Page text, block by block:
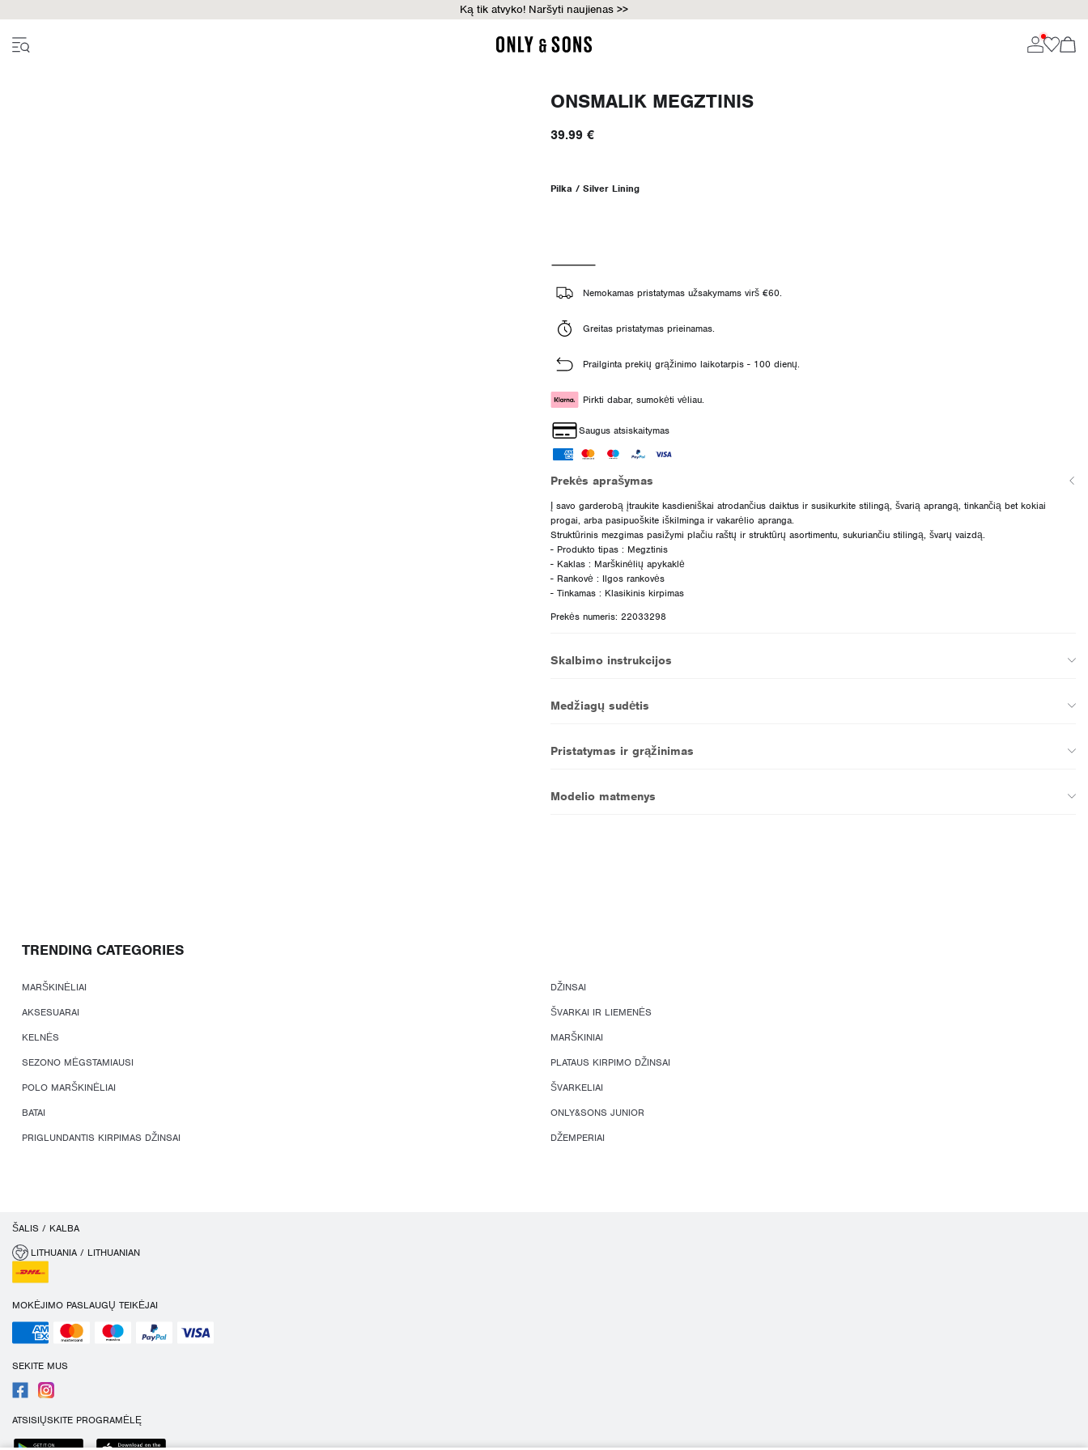
Ką tik atvyko! Naršyti naujienas >>
ONSMALIK MEGZTINIS
39.99 €
Pilka / Silver Lining
Nemokamas pristatymas užsakymams virš €60.
Greitas pristatymas prieinamas.
Prailginta prekių grąžinimo laikotarpis - 100 dienų.
Pirkti dabar, sumokėti vėliau.
Saugus atsiskaitymas
Prekės aprašymas
Į savo garderobą įtraukite kasdieniškai atrodančius daiktus ir susikurkite stilingą, švarią aprangą, tinkančią bet kokiai
progai, arba pasipuoškite iškilminga ir vakarėlio apranga.
Struktūrinis mezgimas pasižymi plačiu raštų ir struktūrų asortimentu, sukuriančiu stilingą, švarų vaizdą.
- Produkto tipas : Megztinis
- Kaklas : Marškinėlių apykaklė
- Rankovė : Ilgos rankovės
- Tinkamas : Klasikinis kirpimas
Prekės numeris: 22033298
Skalbimo instrukcijos
Medžiagų sudėtis
Pristatymas ir grąžinimas
Modelio matmenys
TRENDING CATEGORIES
MARŠKINĖLIAI
DŽINSAI
AKSESUARAI
ŠVARKAI IR LIEMENĖS
KELNĖS
MARŠKINIAI
SEZONO MĖGSTAMIAUSI
PLATAUS KIRPIMO DŽINSAI
POLO MARŠKINĖLIAI
ŠVARKELIAI
BATAI
ONLY&SONS JUNIOR
PRIGLUNDANTIS KIRPIMAS DŽINSAI
DŽEMPERIAI
ŠALIS / KALBA
LITHUANIA / LITHUANIAN
MOKĖJIMO PASLAUGŲ TEIKĖJAI
SEKITE MUS
ATSISIŲSKITE PROGRAMĖLĘ